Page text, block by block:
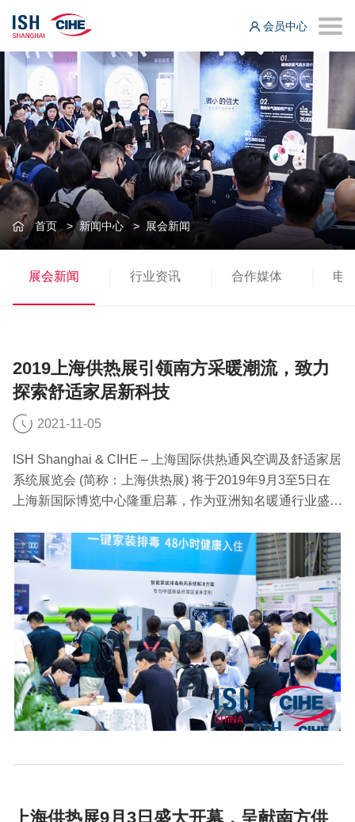
会员中心
首页>新闻中心> 展会新闻
展会新闻 行业资讯 合作媒体 电
2019上海供热展引领南方采暖潮流，致力
探索舒适家居新科技
2021-11-05
ISH Shanghai & CIHE – 上海国际供热通风空调及舒适家居
系统展览会 (简称：上海供热展) 将于2019年9月3至5日在
上海新国际博览中心隆重启幕，作为亚洲知名暖通行业盛会
海供热展更专注于南方暖通和舒适家居行业的需求，致力于
打造个性、多元的展示平台，探索舒适家居新科技。
上海供热展9月3日盛大开幕，呈献南方供